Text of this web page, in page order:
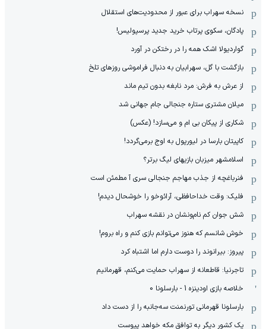
نسخه سهراب برای عبور از محدودیت‌های استقلال
پادگان، سکوی پرتاب خرید جدید پرسپولیس!
گواردیولا اشک همه را در رختکن در آورد
بازگشت با گل، سهرابیان به دنبال فراموشی روزهای تلخ
از عرش به فرش: مرد نابغه‌ بدون تیم ماند
میلان مشتری ستاره جنجالی جام جهانی شد
شکاری از پیکان بی ام و می‌سازد! (عکس)
کاپیتان بارسا در لیورپول به اوج برمی‌گردد!
اسلامشهر میزبان بازیهای لیگ برتر؟
فنرباغچه از جذب مهاجم جنجالی سری آ مطمئن است
فلیک: وقت خداحافظی، آرائوخو را خوشحال دیدم!
شش جوان کم نام‌و‌نشان در نقشه سهراب
خوش شانسم که هنوز می‌توانم بازی کنم و راه بروم!
پیروز: بیرانوند را دوست دارم اما اشتباه کرد
تاجرنیا: قاطعانه از سهراب حمایت می‌کنم، قهرمانیم
خلاصه بازی اودینزه 1 - بارسلونا 0
بارسلونا قهرمانی تورنمنت سه‌جانبه را از دست داد
یک کشور دیگر به توافق مکه خواهد پیوست